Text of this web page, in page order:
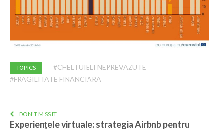
TOPICS
#CHELTUIELI NEPREVAZUTE
#FRAGILITATE FINANCIARA
DON'T MISS IT
Experiențele virtuale: strategia Airbnb pentru